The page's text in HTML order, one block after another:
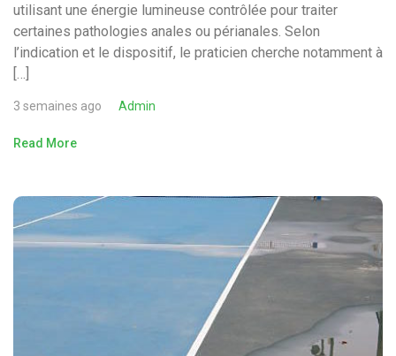
utilisant une énergie lumineuse contrôlée pour traiter
certaines pathologies anales ou périanales. Selon
l’indication et le dispositif, le praticien cherche notamment à
[…]
3 semaines ago Admin
Read More